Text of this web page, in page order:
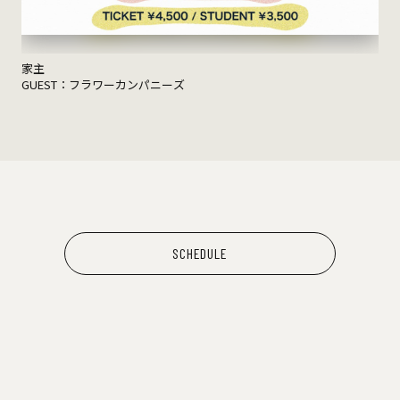
家主
GUEST：フラワーカンパニーズ
SCHEDULE